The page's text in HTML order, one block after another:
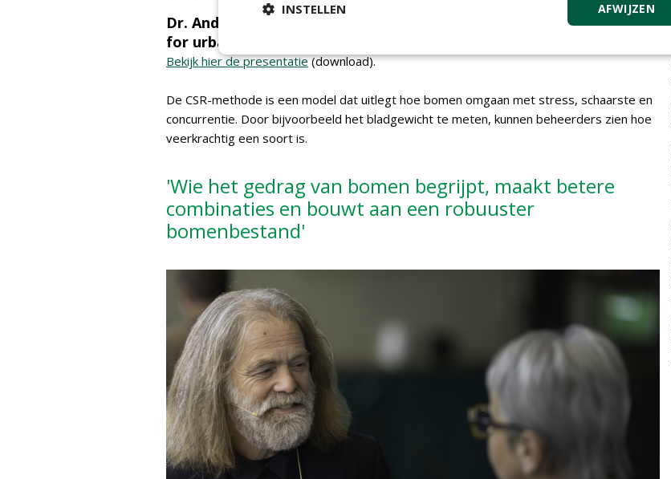
Dr. Andrew Hirons - Using CSR theory for selecting woody plants
for urban environments
Bekijk hier de presentatie(download).
De CSR-methode is een model dat uitlegt hoe bomen omgaan met stress, schaarste en
concurrentie. Door bijvoorbeeld het bladgewicht te meten, kunnen beheerders zien hoe
veerkrachtig een soort is.
'Wie het gedrag van bomen begrijpt, maakt betere
combinaties en bouwt aan een robuuster
bomenbestand'
AFWIJZEN
INSTELLEN